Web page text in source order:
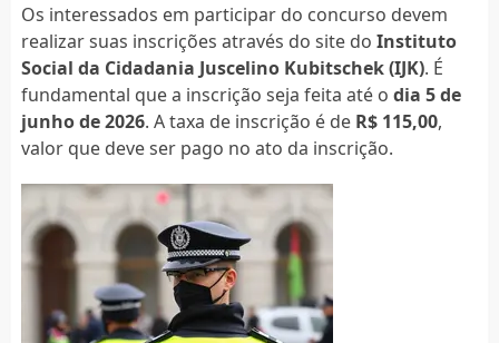
Os interessados em participar do concurso devem
realizar suas inscrições através do site do Instituto
Social da Cidadania Juscelino Kubitschek (IJK). É
fundamental que a inscrição seja feita até o dia 5 de
junho de 2026. A taxa de inscrição é de R$ 115,00,
valor que deve ser pago no ato da inscrição.